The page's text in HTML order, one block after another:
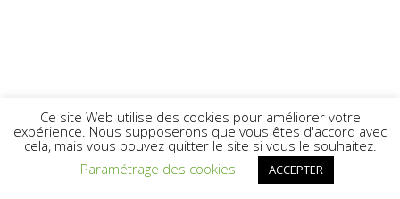
Ce site Web utilise des cookies pour améliorer votre
expérience. Nous supposerons que vous êtes d'accord avec
cela, mais vous pouvez quitter le site si vous le souhaitez.
Paramétrage des cookies
ACCEPTER